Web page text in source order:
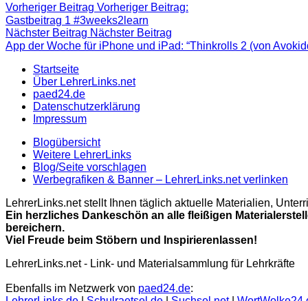
Vorheriger Beitrag Vorheriger Beitrag:
Gastbeitrag 1 #3weeks2learn
Nächster Beitrag Nächster Beitrag
App der Woche für iPhone und iPad: “Thinkrolls 2 (von
Startseite
Über LehrerLinks.net
paed24.de
Datenschutzerklärung
Impressum
Blogübersicht
Weitere LehrerLinks
Blog/Seite vorschlagen
Werbegrafiken & Banner – LehrerLinks.net verlinken
LehrerLinks.net stellt Ihnen täglich aktuelle Materialien,
Ein herzliches Dankeschön an alle fleißigen
bereichern.
Viel Freude beim Stöbern und Inspirierenlassen!
LehrerLinks.net - Link- und Materialsammlung für Lehrkräfte
Ebenfalls im Netzwerk von paed24.de: